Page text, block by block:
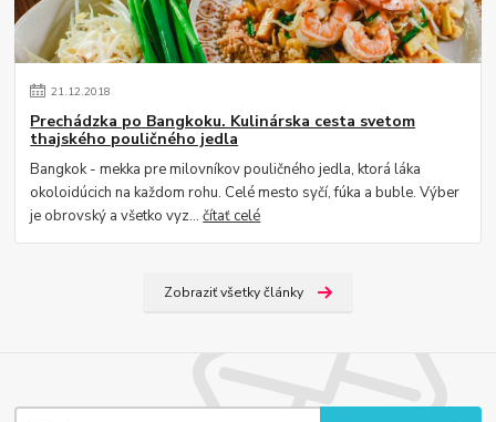
21.12.2018
Prechádzka po Bangkoku. Kulinárska cesta svetom
thajského pouličného jedla
Bangkok - mekka pre milovníkov pouličného jedla, ktorá láka
okoloidúcich na každom rohu. Celé mesto syčí, fúka a buble. Výber
je obrovský a všetko vyz...čítať celé
Zobraziť všetky články